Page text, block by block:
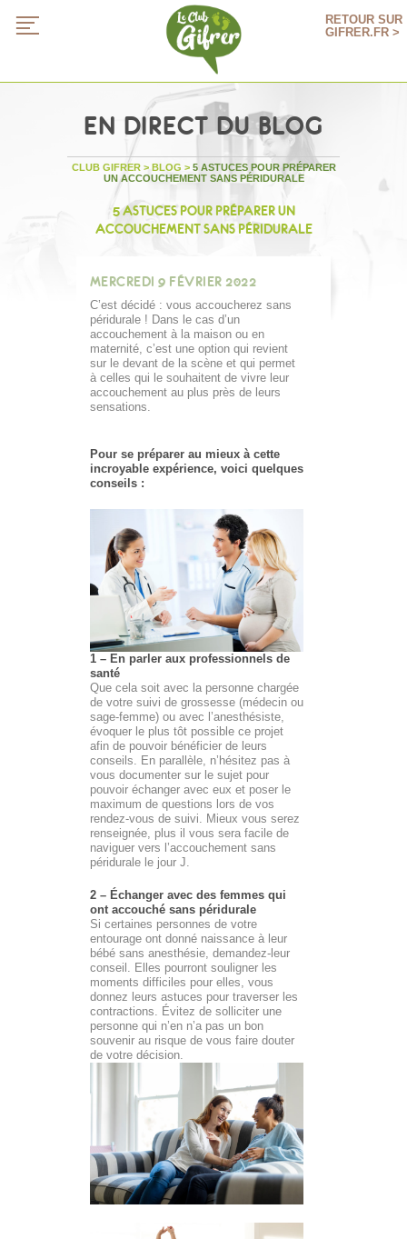
RETOUR SUR
GIFRER.FR >
EN DIRECT DU BLOG
CLUB GIFRER> BLOG > 5 ASTUCES POUR PRÉPARER
UN ACCOUCHEMENT SANS PÉRIDURALE
5 ASTUCES POUR PRÉPARER UN
ACCOUCHEMENT SANS PÉRIDURALE
MERCREDI 9 FÉVRIER 2022
C’est décidé : vous accoucherez sans
péridurale ! Dans le cas d’un
accouchement à la maison ou en
maternité, c’est une option qui revient
sur le devant de la scène et qui permet
à celles qui le souhaitent de vivre leur
accouchement au plus près de leurs
sensations.
Pour se préparer au mieux à cette
incroyable expérience, voici quelques
conseils :
1 – En parler aux professionnels de
santé
Que cela soit avec la personne chargée
de votre suivi de grossesse (médecin ou
sage-femme) ou avec l’anesthésiste,
évoquer le plus tôt possible ce projet
afin de pouvoir bénéficier de leurs
conseils. En parallèle, n’hésitez pas à
vous documenter sur le sujet pour
pouvoir échanger avec eux et poser le
maximum de questions lors de vos
rendez-vous de suivi. Mieux vous serez
renseignée, plus il vous sera facile de
naviguer vers l’accouchement sans
péridurale le jour J.
2 – Échanger avec des femmes qui
ont accouché sans péridurale
Si certaines personnes de votre
entourage ont donné naissance à leur
bébé sans anesthésie, demandez-leur
conseil. Elles pourront souligner les
moments difficiles pour elles, vous
donnez leurs astuces pour traverser les
contractions. Évitez de solliciter une
personne qui n’en n’a pas un bon
souvenir au risque de vous faire douter
de votre décision.